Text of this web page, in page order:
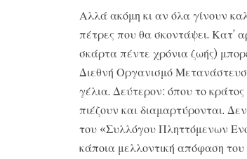
Αλλά ακόμη κι αν όλα γίνουν
πέτρες που θα σκοντάψει. Κατ’
σκάρτα πέντε χρόνια ζωής)
Διεθνή Οργανισμό
γέλια. Δεύτερον: όπου το
πιέζουν και διαμαρτύρονται.
του «Συλλόγου Πληττόμενων
κάποια μελλοντική απόφαση